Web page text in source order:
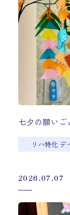
七夕の願いご
リハ特化
2026.07.07